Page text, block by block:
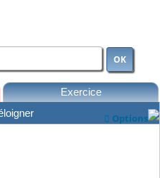
OK
Exercice
 Options